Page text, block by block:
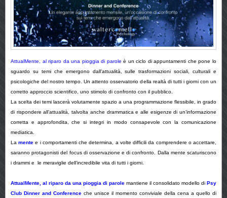
AttualMente, al riparo da una pioggia di parole è un ciclo di appuntamenti che pone lo
sguardo su temi che emergono dall'attualità, sulle trasformazioni sociali, culturali e
psicologiche del nostro tempo. Un attento osservatorio della realtà di tutti i giorni con un
corretto approccio scientifico, uno stimolo di confronto con il pubblico.
La scelta dei temi lascerà volutamente spazio a una programmazione flessibile, in grado
di rispondere all’attualità, talvolta anche drammatica e alle esigenze di un’informazione
corretta e approfondita, che si integri in modo consapevole con la comunicazione
mediatica.
Lamentee i comportamenti che determina, a volte difficili da comprendere o accettare,
saranno protagonisti del focus di osservazione e di confronto. Dalla mente scaturiscono
i drammi e le meraviglie dell’incredibile vita di tutti i giorni.
AttualMente, al riparo da una pioggia di parole mantiene il consolidato modello di Psy
Club Dinner and Conference che unisce il momento conviviale della cena a quello di